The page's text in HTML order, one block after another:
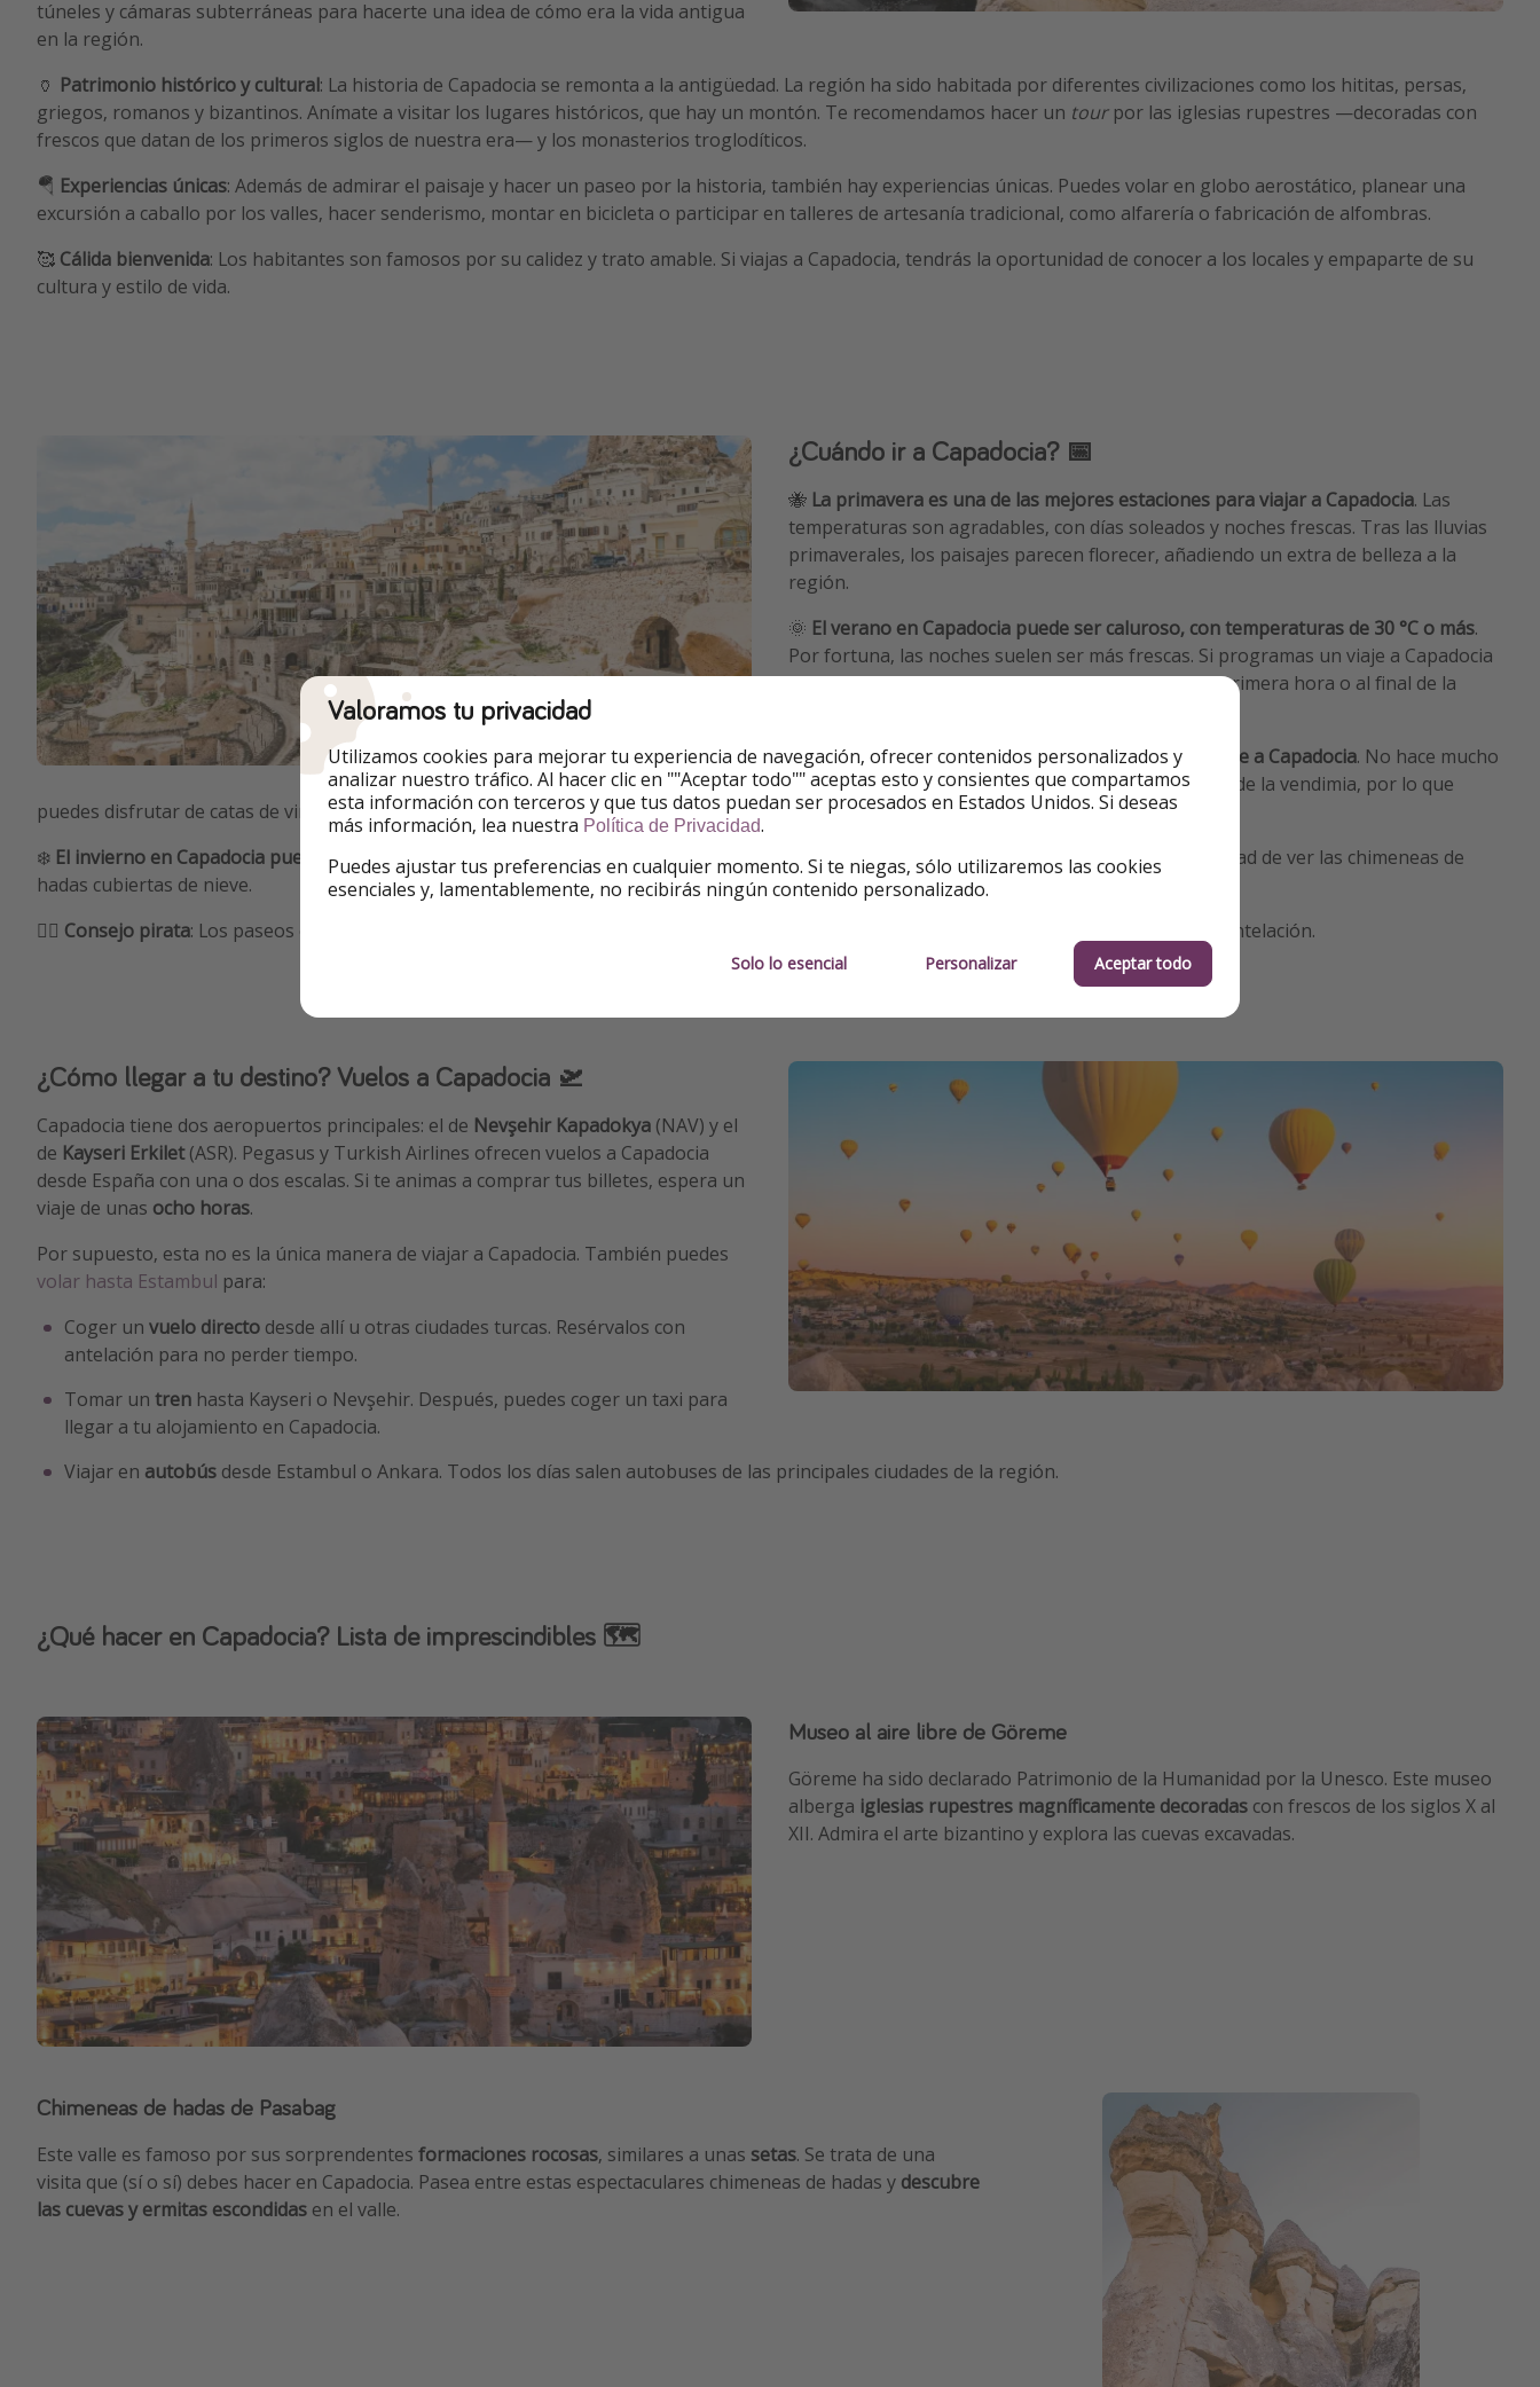
túneles y cámaras subterráneas para hacerte una idea de cómo era la vida antigua
en la región.
🏺 Patrimonio histórico y cultural: La historia de Capadocia se remonta a la antigüedad. La región ha sido habitada por diferentes civilizaciones como los hititas, persas,
griegos, romanos y bizantinos. Anímate a visitar los lugares históricos, que hay un montón. Te recomendamos hacer un tourpor las iglesias rupestres —decoradas con
frescos que datan de los primeros siglos de nuestra era— y los monasterios troglodíticos.
🪂 Experiencias únicas: Además de admirar el paisaje y hacer un paseo por la historia, también hay experiencias únicas. Puedes volar en globo aerostático, planear una
excursión a caballo por los valles, hacer senderismo, montar en bicicleta o participar en talleres de artesanía tradicional, como alfarería o fabricación de alfombras.
🥰 Cálida bienvenida: Los habitantes son famosos por su calidez y trato amable. Si viajas a Capadocia, tendrás la oportunidad de conocer a los locales y empaparte de su
cultura y estilo de vida.
¿Cuándo ir a Capadocia? 📅
🐝 La primavera es una de las mejores estaciones para viajar a Capadocia. Las
temperaturas son agradables, con días soleados y noches frescas. Tras las lluvias
primaverales, los paisajes parecen florecer, añadiendo un extra de belleza a la
región.
🌞 El verano en Capadocia puede ser caluroso, con temperaturas de 30 °C o más.
Por fortuna, las noches suelen ser más frescas. Si programas un viaje a Capadocia
para el verano, planifica las actividades y paseos a primera hora o al final de la
🍂El otoño también es estupendo para hacer un viaje a Capadocia. No hace mucho
calor. Tampoco tanto frío. Además, es la temporada de la vendimia, por lo que
puedes disfrutar de catas de vinos locales en los viñedos de la región.
❄️ El invierno en Capadocia puede ser frío, con temperaturas de 0 °C o menos. Sin embargo, viene con un encanto único, dándote la posibilidad de ver las chimeneas de
hadas cubiertas de nieve.
🏴‍☠️ Consejo pirata: Los paseos en globo aerostático son muy populares durante el verano. Si te apetece vivir esta experiencia, reserva con antelación.
¿Cómo llegar a tu destino? Vuelos a Capadocia 🛫
Capadocia tiene dos aeropuertos principales: el de Nevşehir Kapadokya (NAV) y el
de Kayseri Erkilet(ASR). Pegasus y Turkish Airlines ofrecen vuelos a Capadocia
desde España con una o dos escalas. Si te animas a comprar tus billetes, espera un
viaje de unas ocho horas.
Por supuesto, esta no es la única manera de viajar a Capadocia. También puedes
volar hasta Estambul para:
Coger un vuelo directo desde allí u otras ciudades turcas. Resérvalos con
antelación para no perder tiempo.
Tomar un tren hasta Kayseri o Nevşehir. Después, puedes coger un taxi para
llegar a tu alojamiento en Capadocia.
Viajar en autobús desde Estambul o Ankara. Todos los días salen autobuses de las principales ciudades de la región.
¿Qué hacer en Capadocia? Lista de imprescindibles 🗺️
Museo al aire libre de Göreme
Göreme ha sido declarado Patrimonio de la Humanidad por la Unesco. Este museo
alberga iglesias rupestres magníficamente decoradas con frescos de los siglos X al
XII. Admira el arte bizantino y explora las cuevas excavadas.
Chimeneas de hadas de Pasabag
Este valle es famoso por sus sorprendentes formaciones rocosas, similares a unas setas. Se trata de una
visita que (sí o sí) debes hacer en Capadocia. Pasea entre estas espectaculares chimeneas de hadas y descubre
las cuevas y ermitas escondidas en el valle.
Valoramos tu privacidad
Utilizamos cookies para mejorar tu experiencia de navegación, ofrecer contenidos personalizados y
analizar nuestro tráfico. Al hacer clic en ""Aceptar todo"" aceptas esto y consientes que compartamos
esta información con terceros y que tus datos puedan ser procesados en Estados Unidos. Si deseas
más información, lea nuestra Política de Privacidad.
Puedes ajustar tus preferencias en cualquier momento. Si te niegas, sólo utilizaremos las cookies
esenciales y, lamentablemente, no recibirás ningún contenido personalizado.
Solo lo esencial Personalizar Aceptar todo